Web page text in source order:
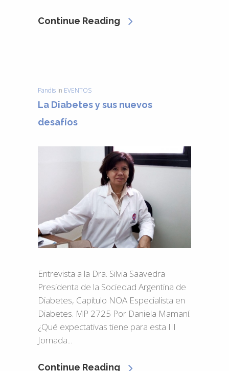
Continue Reading
Pandis In EVENTOS
La Diabetes y sus nuevos
desafíos
Entrevista a la Dra. Silvia Saavedra
Presidenta de la Sociedad Argentina de
Diabetes, Capítulo NOA Especialista en
Diabetes. MP 2725 Por Daniela Mamaní.
¿Qué expectativas tiene para esta III
Jornada...
Continue Reading